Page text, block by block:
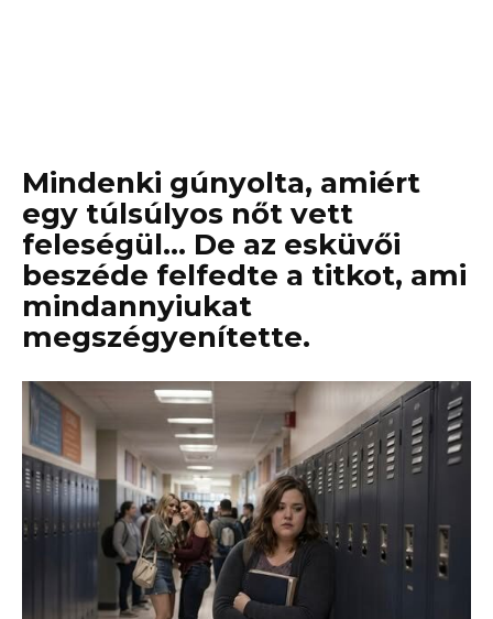
Mindenki gúnyolta, amiért
egy túlsúlyos nőt vett
feleségül… De az esküvői
beszéde felfedte a titkot, ami
mindannyiukat
megszégyenítette.